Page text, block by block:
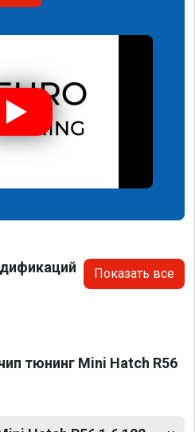
Показать все
тюнинг Mini Hatch R56